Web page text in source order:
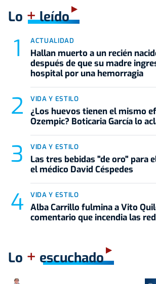
Lo +leído
ACTUALIDAD
Hallan muerto a un recién
después de que su madre
hospital por una hemorragia
VIDA Y ESTILO
¿Los huevos tienen el mismo
Ozempic? Boticaria García lo
VIDA Y ESTILO
Las tres bebidas "de oro" para
el médico David Céspedes
VIDA Y ESTILO
Alba Carrillo fulmina a Vito
comentario que incendia las
Lo + escuchado